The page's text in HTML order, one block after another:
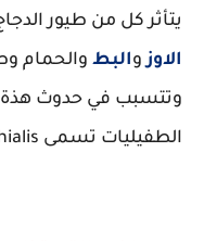
يتأثر كل من طيور
الاوزوالبط والحمام
وتتسبب في حدوث هذة
الطفيليات تسمى S.trachealis.S bronchialis